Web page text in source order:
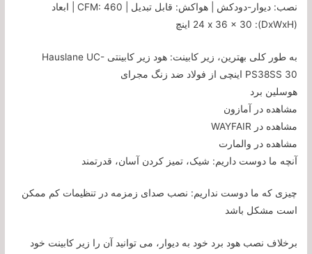
نصب: دیوار-دودکش | هواکش: قابل تبدیل | CFM: 460 | ابعاد
(DxWxH): 24 x 36 x 30 اینچ
به طور کلی بهترین، زیر کابینت: هود زیر کابینتی Hauslane UC-
PS38SS 30 اینچی از فولاد ضد زنگ مجرای
هوسلین برد
مشاهده در آمازون
مشاهده در WAYFAIR
مشاهده در والمارت
آنچه ما دوست داریم: شیک، تمیز کردن آسان، قدرتمند
چیزی که ما دوست نداریم: نصب صدای زمزمه در تنظیمات کم ممکن
است مشکل باشد
برخلاف نصب هود برد خود به دیوار، می توانید آن را زیر کابینت خود